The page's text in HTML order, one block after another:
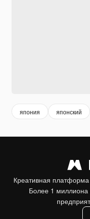
япония японский
Креативная
Более 1 миллиона